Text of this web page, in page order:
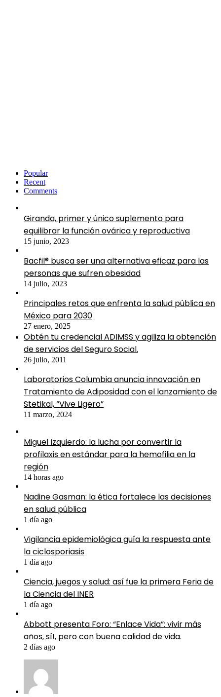
Popular
Recent
Comments
Giranda, primer y único suplemento para
equilibrar la función ovárica y reproductiva
15 junio, 2023
Bacfil® busca ser una alternativa eficaz para las
personas que sufren obesidad
14 julio, 2023
Principales retos que enfrenta la salud pública en
México para 2030
27 enero, 2025
Obtén tu credencial ADIMSS y agiliza la obtención
de servicios del Seguro Social.
26 julio, 2011
Laboratorios Columbia anuncia innovación en
Tratamiento de Adiposidad con el lanzamiento de
Stetikal, “Vive Ligero”
11 marzo, 2024
Miguel Izquierdo: la lucha por convertir la
profilaxis en estándar para la hemofilia en la
región
14 horas ago
Nadine Gasman: la ética fortalece las decisiones
en salud pública
1 día ago
Vigilancia epidemiológica guía la respuesta ante
la ciclosporiasis
1 día ago
Ciencia, juegos y salud: así fue la primera Feria de
la Ciencia del INER
1 día ago
Abbott presenta Foro: “Enlace Vida”: vivir más
años, sí!, pero con buena calidad de vida.
2 días ago